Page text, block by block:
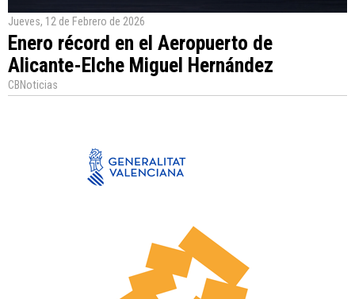
Jueves, 12 de Febrero de 2026
Enero récord en el Aeropuerto de
Alicante-Elche Miguel Hernández
CBNoticias